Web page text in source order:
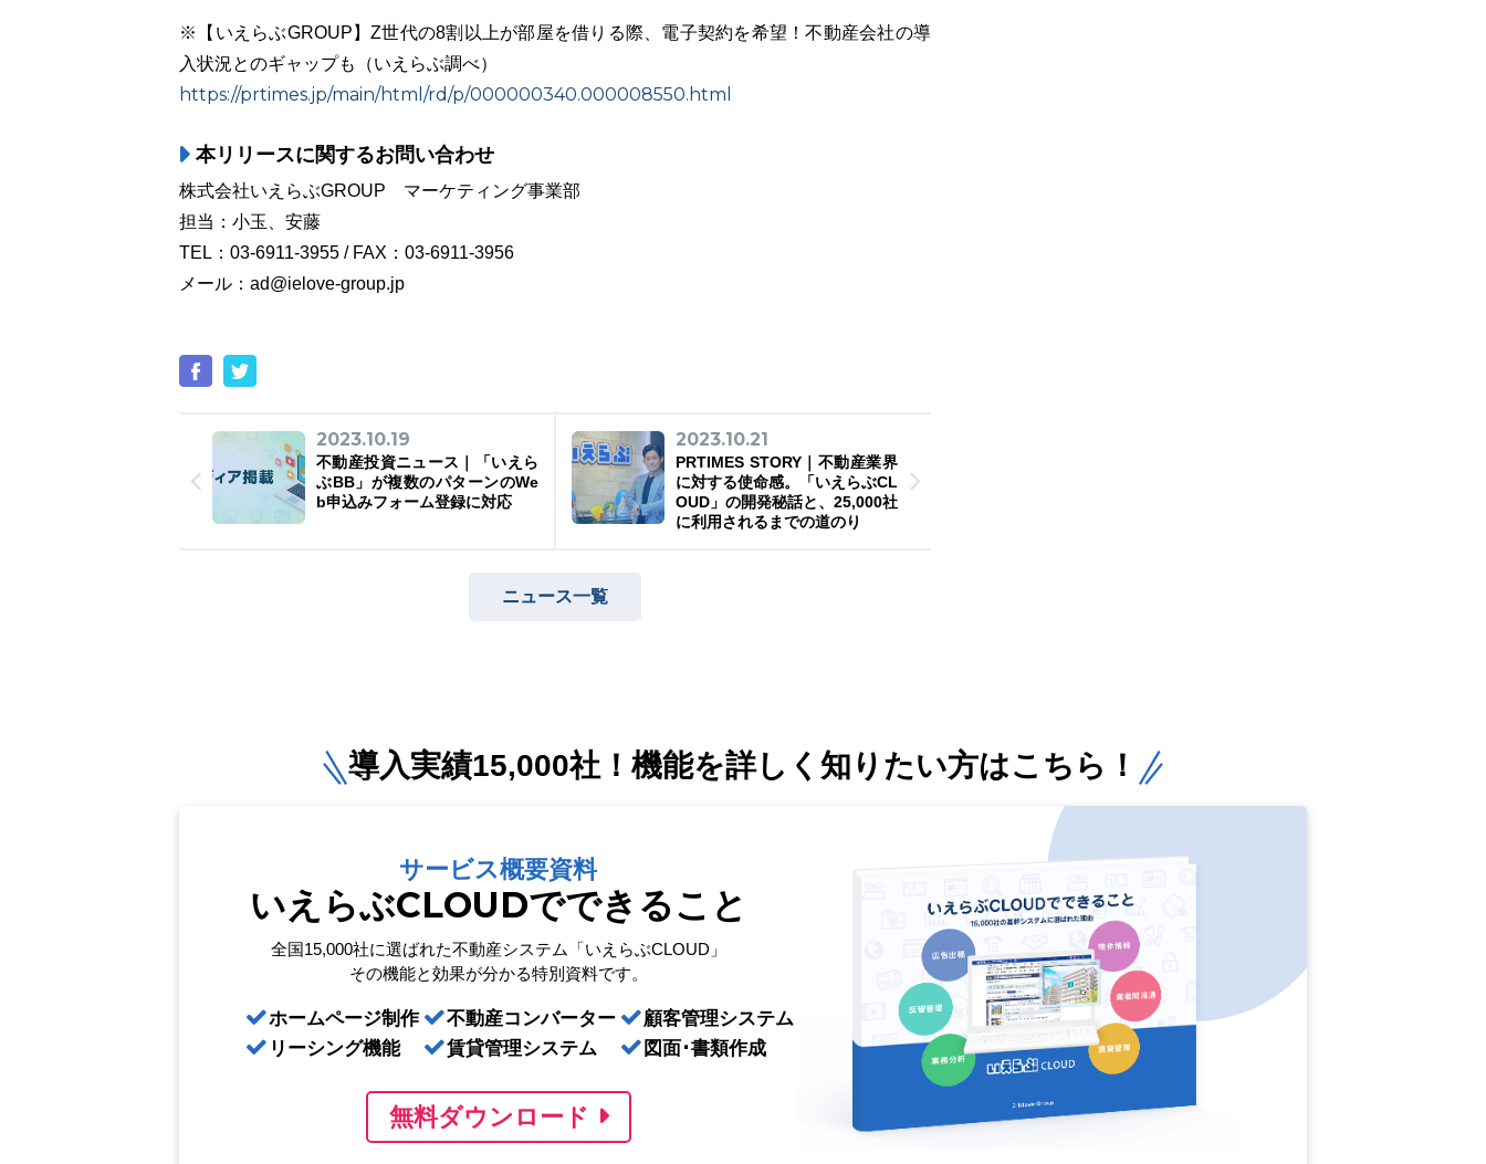
※【いえらぶGROUP】Z世代の8割以上が部屋を借りる際、電子契約を希望！不動産会社の導
入状況とのギャップも（いえらぶ調べ）
https://prtimes.jp/main/html/rd/p/000000340.000008550.html
本リリースに関するお問い合わせ
株式会社いえらぶGROUP マーケティング事業部
担当：小玉、安藤
TEL：03-6911-3955 / FAX：03-6911-3956
メール：ad@ielove-group.jp
2023.10.19
不動産投資ニュース｜「いえら
ぶBB」が複数のパターンのWe
b申込みフォーム登録に対応
2023.10.21
PRTIMES STORY｜不動産業界
に対する使命感。「いえらぶCL
OUD」の開発秘話と、25,000社
に利用されるまでの道のり
ニュース一覧
導入実績15,000社！ 機能を詳しく知りたい方はこちら！
サービス概要資料
いえらぶCLOUDでできること
全国15,000社に選ばれた不動産システム「いえらぶCLOUD」
その機能と効果が分かる特別資料です。
ホームページ制作
リーシング機能
不動産コンバーター
賃貸管理システム
顧客管理システム
図面･書類作成
無料ダウンロード